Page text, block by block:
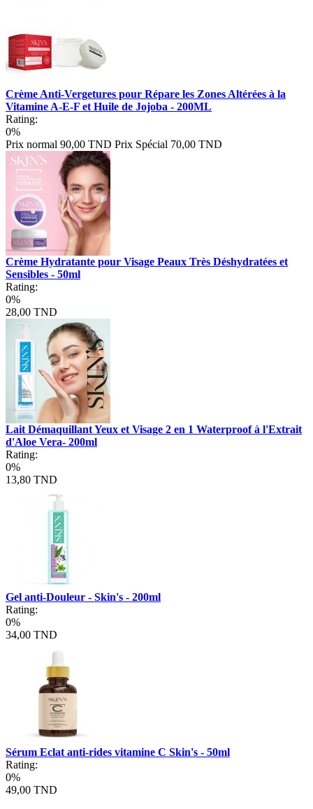
Crème Anti-Vergetures pour Répare les Zones Altérées à la
Vitamine A-E-F et Huile de Jojoba - 200ML
Rating:
0%
Prix normal 90,00 TND Prix Spécial 70,00 TND
Crème Hydratante pour Visage Peaux Très Déshydratées et
Sensibles - 50ml
Rating:
0%
28,00 TND
Lait Démaquillant Yeux et Visage 2 en 1 Waterproof à l'Extrait
d'Aloe Vera- 200ml
Rating:
0%
13,80 TND
Gel anti-Douleur - Skin's - 200ml
Rating:
0%
34,00 TND
Sérum Eclat anti-rides vitamine C Skin's - 50ml
Rating:
0%
49,00 TND